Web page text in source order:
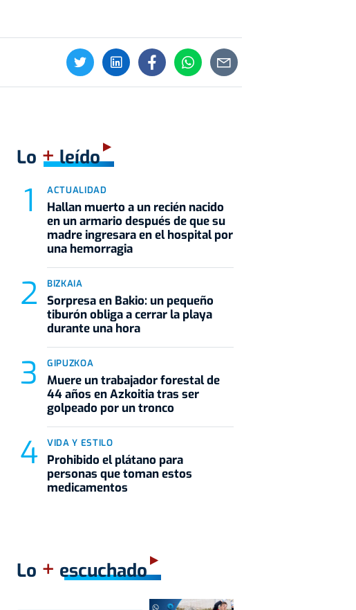
Lo +leído
ACTUALIDAD
Hallan muerto a un recién nacido
en un armario después de que su
madre ingresara en el hospital por
una hemorragia
BIZKAIA
Sorpresa en Bakio: un pequeño
tiburón obliga a cerrar la playa
durante una hora
GIPUZKOA
Muere un trabajador forestal de
44 años en Azkoitia tras ser
golpeado por un tronco
VIDA Y ESTILO
Prohibido el plátano para
personas que toman estos
medicamentos
Lo + escuchado